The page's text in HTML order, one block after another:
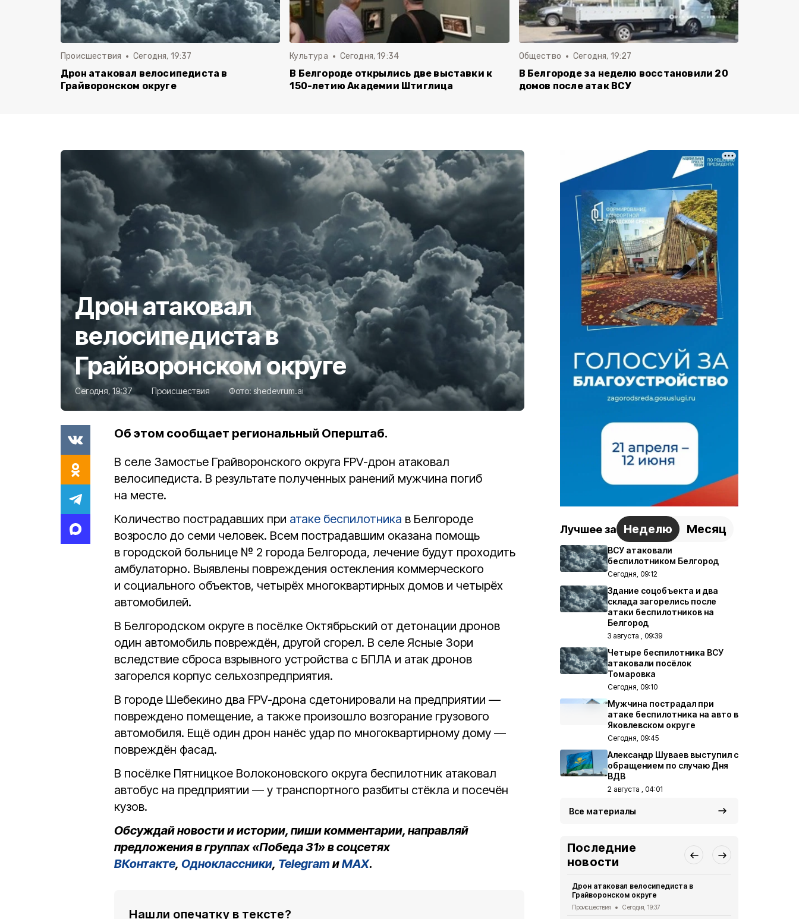
Происшествия Сегодня, 19:37
Дрон атаковал велосипедиста в
Грайворонском округе
Культура Сегодня, 19:34
В Белгороде открылись две выставки к
150-летию Академии Штиглица
Общество Сегодня, 19:27
В Белгороде за неделю восстановили 20
домов после атак ВСУ
Дрон атаковал
велосипедиста в
Грайворонском округе
Сегодня, 19:37 Происшествия Фото:shedevrum.ai
Об этом сообщает региональный Оперштаб.
В селе Замостье Грайворонского округа FPV-дрон атаковал
велосипедиста. В результате полученных ранений мужчина погиб
на месте.
Количество пострадавших при атаке беспилотника в Белгороде
возросло до семи человек. Всем пострадавшим оказана помощь
в городской больнице № 2 города Белгорода, лечение будут проходить
амбулаторно. Выявлены повреждения остекления коммерческого
и социального объектов, четырёх многоквартирных домов и четырёх
автомобилей.
В Белгородском округе в посёлке Октябрьский от детонации дронов
один автомобиль повреждён, другой сгорел. В селе Ясные Зори
вследствие сброса взрывного устройства с БПЛА и атак дронов
загорелся корпус сельхозпредприятия.
В городе Шебекино два FPV-дрона сдетонировали на предприятии —
повреждено помещение, а также произошло возгорание грузового
автомобиля. Ещё один дрон нанёс удар по многоквартирному дому —
повреждён фасад.
В посёлке Пятницкое Волоконовского округа беспилотник атаковал
автобус на предприятии — у транспортного разбиты стёкла и посечён
кузов.
Обсуждай новости и истории, пиши комментарии, направляй
предложения в группах «Победа 31» в соцсетях
ВКонтакте, Одноклассники, Telegram иMAX.
Нашли опечатку в тексте?
Лучшее за Неделю Месяц
ВСУ атаковали
беспилотником Белгород
Сегодня, 09:12
Здание соцобъекта и два
склада загорелись после
атаки беспилотников на
Белгород
3 августа , 09:39
Четыре беспилотника ВСУ
атаковали посёлок
Томаровка
Сегодня, 09:10
Мужчина пострадал при
атаке беспилотника на авто в
Яковлевском округе
Сегодня, 09:45
Александр Шуваев выступил с
обращением по случаю Дня
ВДВ
2 августа , 04:01
Все материалы
Последние
новости
Дрон атаковал велосипедиста в
Грайворонском округе
Происшествия Сегодня, 19:37